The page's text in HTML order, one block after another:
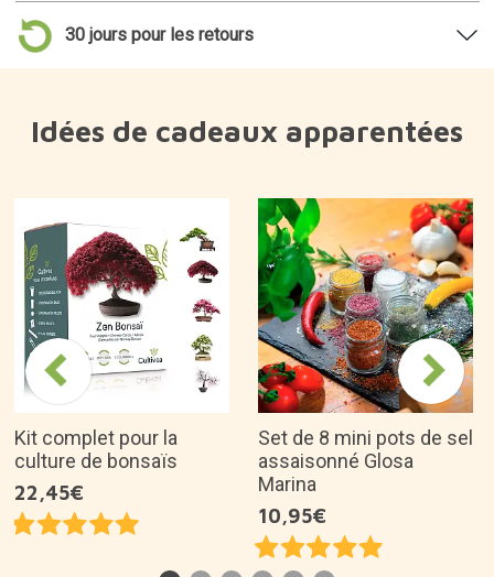
30 jours pour les retours
Idées de cadeaux apparentées
Kit complet pour la
culture de bonsaïs
22,45€
Set de 8 mini pots de sel
assaisonné Glosa
Marina
10,95€